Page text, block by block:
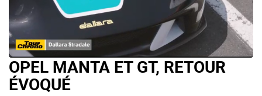
OPEL MANTA ET GT, RETOUR
ÉVOQUÉ